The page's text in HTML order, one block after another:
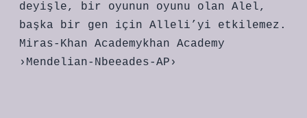
deyişle, bir oyunun oyunu olan Alel,
başka bir gen için Alleli’yi etkilemez.
Miras-Khan Academykhan Academy
›Mendelian-Nbeeades-AP›